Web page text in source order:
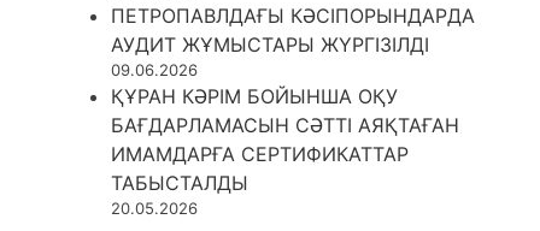
ПЕТРОПАВЛДАҒЫ КӘСІПОРЫНДАРДА
АУДИТ ЖҰМЫСТАРЫ ЖҮРГІЗІЛДІ
09.06.2026
ҚҰРАН КӘРІМ БОЙЫНША ОҚУ
БАҒДАРЛАМАСЫН СӘТТІ АЯҚТАҒАН
ИМАМДАРҒА СЕРТИФИКАТТАР
ТАБЫСТАЛДЫ
20.05.2026